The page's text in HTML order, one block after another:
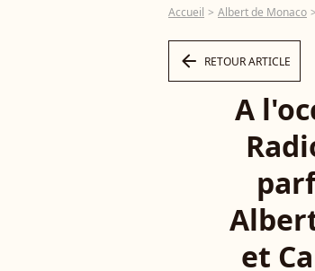
Accueil Albert de Monaco
arrow_left RETOUR ARTICLE
A
et